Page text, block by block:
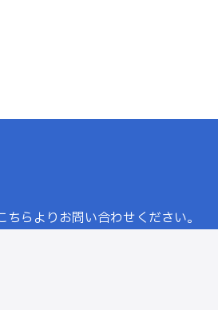
らよりお問い合わせください。